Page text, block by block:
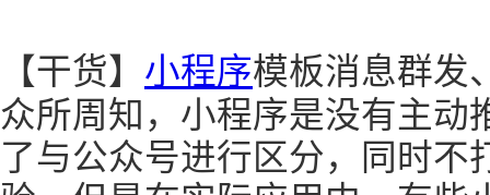
【干货】 小程序模板消息群发
众所周知，小程序是没有主动
了与公众号进行区分，同时不